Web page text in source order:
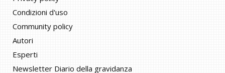
Condizioni d'uso
Community policy
Autori
Esperti
Newsletter Diario della gravidanza